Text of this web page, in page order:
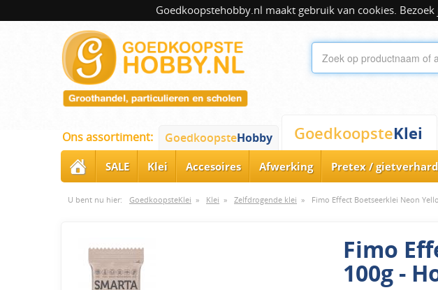
Goedkoopstehobby.nl maakt gebruik van cookies.
Ons assortiment: GoedkoopsteHobby GoedkoopsteKlei
SALE Klei Accesoires Afwerking Pretex /
U bent nu hier: GoedkoopsteKlei » Klei » Zelfdrogende klei » Fimo Effect Boetseerklei Neon
Fimo
100g -